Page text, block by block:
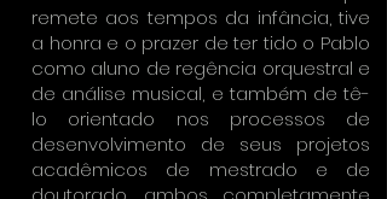
remete aos tempos da infância, tive
a honra e o prazer de ter tido o Pablo
como aluno de regência orquestral e
de análise musical, e também de tê-
lo orientado nos processos de
desenvolvimento de seus projetos
acadêmicos de mestrado e de